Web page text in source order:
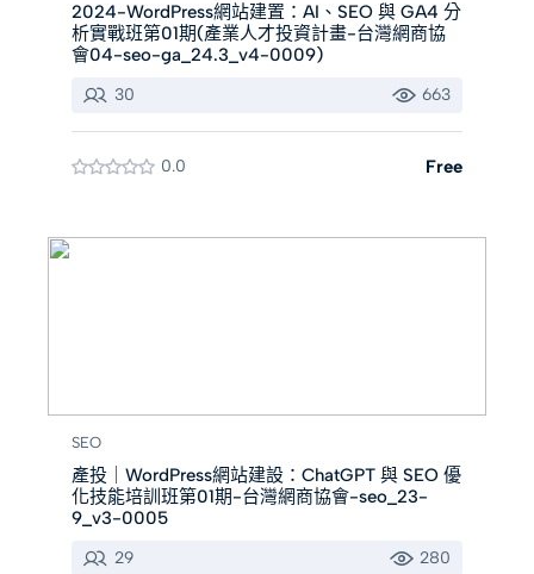
2024-WordPress網站建置：AI、SEO 與 GA4 分
析實戰班第01期(產業人才投資計畫-台灣網商協
會04-seo-ga_24.3_v4-0009)
30 663
0.0 Free
SEO
產投｜WordPress網站建設：ChatGPT 與 SEO 優
化技能培訓班第01期-台灣網商協會-seo_23-
9_v3-0005
29 280